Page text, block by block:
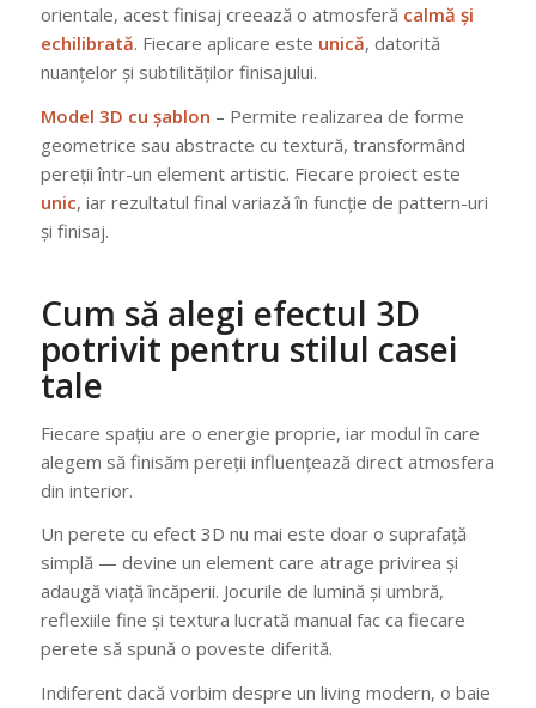
orientale, acest finisaj creează o atmosferă calmă și
echilibrată. Fiecare aplicare este unică, datorită
nuanțelor și subtilităților finisajului.
Model 3D cu șablon – Permite realizarea de forme
geometrice sau abstracte cu textură, transformând
pereții într-un element artistic. Fiecare proiect este
unic, iar rezultatul final variază în funcție de pattern-uri
și finisaj.
Cum să alegi efectul 3D
potrivit pentru stilul casei
tale
Fiecare spațiu are o energie proprie, iar modul în care
alegem să finisăm pereții influențează direct atmosfera
din interior.
Un perete cu efect 3D nu mai este doar o suprafață
simplă — devine un element care atrage privirea și
adaugă viață încăperii. Jocurile de lumină și umbră,
reflexiile fine și textura lucrată manual fac ca fiecare
perete să spună o poveste diferită.
Indiferent dacă vorbim despre un living modern, o baie